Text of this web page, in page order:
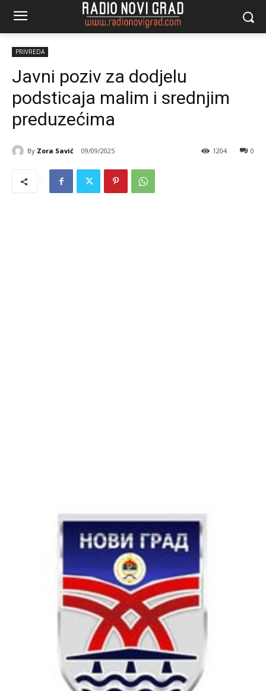
PRIVREDA
Javni poziv za dodjelu
podsticaja malim i srednjim
preduzećima
By Zora Savić 09/09/2025 0
1204